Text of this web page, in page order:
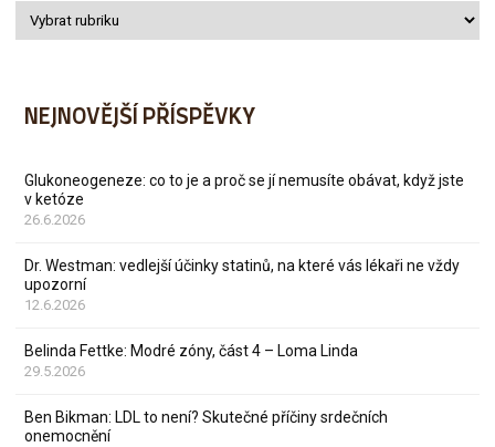
NEJNOVĚJŠÍ PŘÍSPĚVKY
Glukoneogeneze: co to je a proč se jí nemusíte obávat, když jste
v ketóze
26.6.2026
Dr. Westman: vedlejší účinky statinů, na které vás lékaři ne vždy
upozorní
12.6.2026
Belinda Fettke: Modré zóny, část 4 – Loma Linda
29.5.2026
Ben Bikman: LDL to není? Skutečné příčiny srdečních
onemocnění